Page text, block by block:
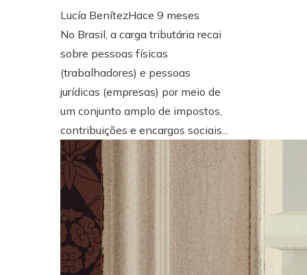
Lucía BenítezHace 9 meses
No Brasil, a carga tributária recai
sobre pessoas físicas
(trabalhadores) e pessoas
jurídicas (empresas) por meio de
um conjunto amplo de impostos,
contribuições e encargos sociais...